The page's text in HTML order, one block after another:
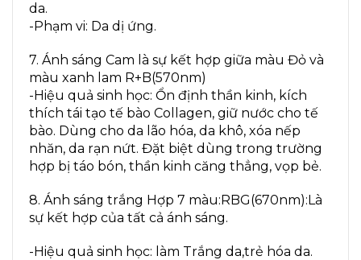
da.
-Phạm vi: Da dị ứng.
7. Ánh sáng Cam là sự kết hợp giữa màu Đỏ và
màu xanh lam R+B(570nm)
-Hiệu quả sinh học: Ổn định thần kinh, kích
thích tái tạo tế bào Collagen, giữ nước cho tế
bào. Dùng cho da lão hóa, da khô, xóa nếp
nhăn, da rạn nứt. Đặt biệt dùng trong trường
hợp bị táo bón, thần kinh căng thẳng, vọp bẻ.
8. Ánh sáng trắng Hợp 7 màu:RBG(670nm):Là
sự kết hợp của tất cả ánh sáng.
-Hiệu quả sinh học: làm Trắng da,trẻ hóa da.